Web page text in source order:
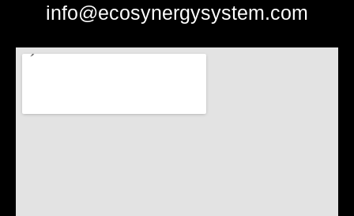
info@ecosynergysystem.com